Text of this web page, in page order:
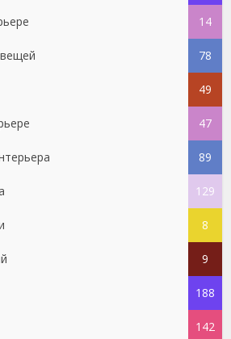
14
78
49
47
89
129
8
9
188
142